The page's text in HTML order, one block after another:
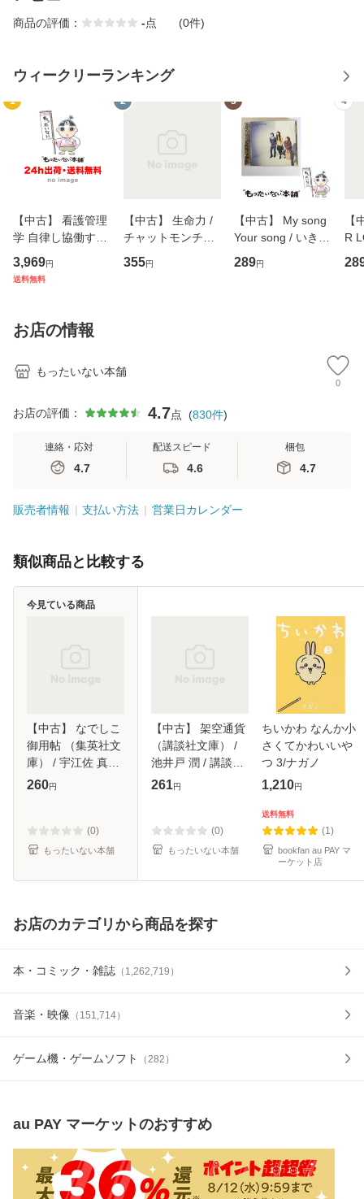
商品の評価： -点 (0件)
ウィークリーランキング
1
【中古】 看護管理
学 自律し協働する
専門職の看護マネ
ジメントスキル 改
恵 藤本幸三 / 南江
堂 [単行
3,969円
送料無料
2
【中古】 生命力 /
チャットモンチー /
キューンレコード
[CD]【メール便送
355円
3
【中古】 My song
Your song / いきも
のがかり / [CD]
【メール便送料無
289円
4
【
R
産
お店の情報
もったいない本舗
0
お店の評価： 4.7点 (830件)
連絡・応対
4.7
配送スピード
4.6
梱包
4.7
販売者情報 支払い方法 営業日カレンダー
類似商品と比較する
【中古】 なでしこ
御用帖 （集英社文
庫） / 宇江佐 真理
/ 集英社 [文庫]【メ
260円
(0)
もったいない本舗
今見ている商品
【中古】 架空通貨
（講談社文庫） /
池井戸 潤 / 講談社
[文庫]【メール便送
261円
(0)
もったいない本舗
ちいかわ なんか小
さくてかわいいや
つ 3/ナガノ
1,210円
送料無料
(1)
bookfan au PAY マ
ーケット店
お店のカテゴリから商品を探す
本・コミック・雑誌 （ 1,262,719 ）
音楽・映像 （ 151,714）
ゲーム機・ゲームソフト （282 ）
au PAY マーケットのおすすめ